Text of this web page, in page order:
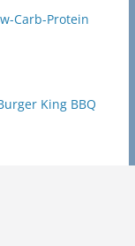
Carb-Protein
King BBQ